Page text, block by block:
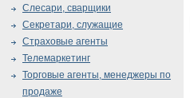
Слесари, сварщики
Секретари, служащие
Страховые агенты
Телемаркетинг
Торговые агенты, менеджеры по
продаже